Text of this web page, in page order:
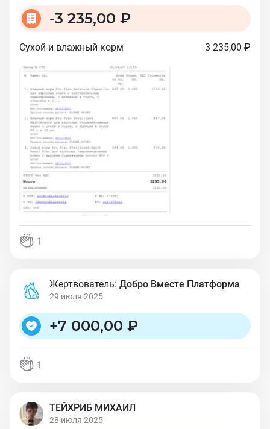
-3 235,00 ₽
Сухой и влажный корм 3 235,00 ₽
1
Жертвователь: Добро Вместе Платформа
29 июля 2025
+7 000,00 ₽
1
ТЕЙХРИБ МИХАИЛ
28 июля 2025